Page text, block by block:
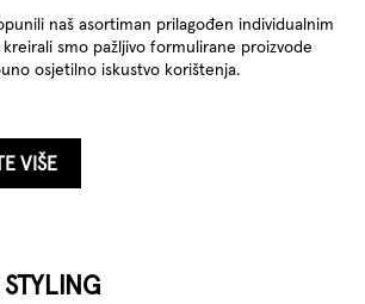
naš asortiman prilagođen individualnim
smo pažljivo formulirane proizvode
osjetilno iskustvo korištenja.
VIŠE